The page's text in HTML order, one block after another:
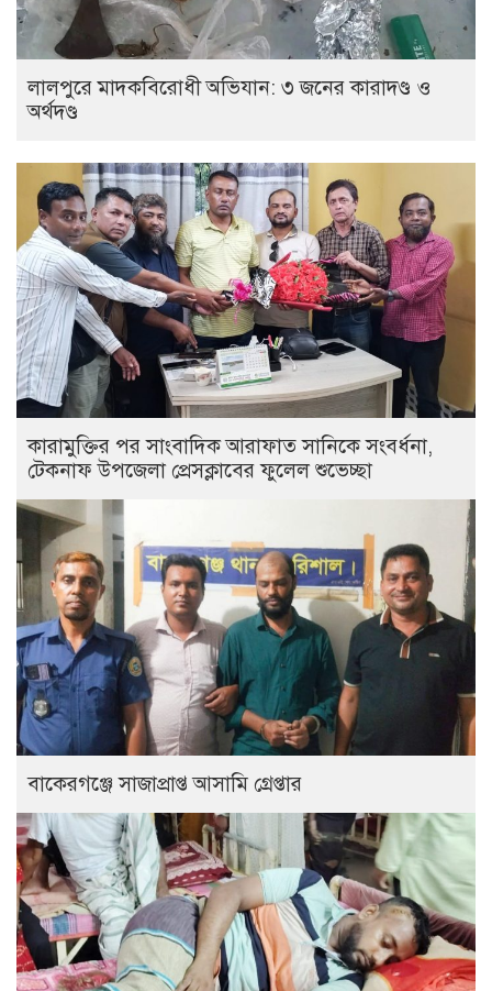
লালপুরে মাদকবিরোধী অভিযান: ৩ জনের কারাদণ্ড ও
অর্থদণ্ড
কারামুক্তির পর সাংবাদিক আরাফাত সানিকে সংবর্ধনা,
টেকনাফ উপজেলা প্রেসক্লাবের ফুলেল শুভেচ্ছা
বাকেরগঞ্জে সাজাপ্রাপ্ত আসামি গ্রেপ্তার